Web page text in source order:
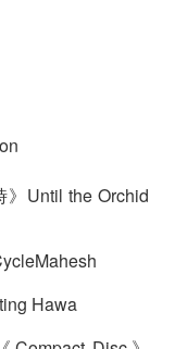
Until the Orchid
Hawa